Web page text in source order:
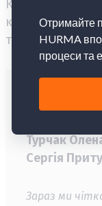
Коли все чітко
та
Турчак
Сергія
Зараз ми